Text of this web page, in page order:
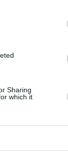
Sharing
which it